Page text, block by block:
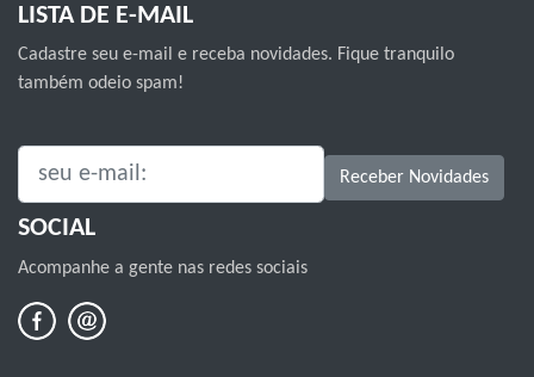
LISTA DE E-MAIL
Cadastre seu e-mail e receba novidades. Fique tranquilo
também odeio spam!
SEU E-MAIL: Receber Novidades
SOCIAL
Acompanhe a gente nas redes sociais